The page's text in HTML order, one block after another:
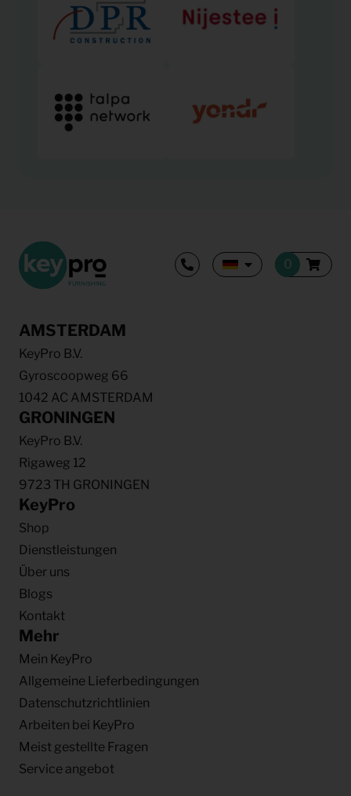
AMSTERDAM
KeyPro B.V.
Gyroscoopweg 66
1042 AC AMSTERDAM
GRONINGEN
KeyPro B.V.
Rigaweg 12
9723 TH GRONINGEN
KeyPro
Shop
Dienstleistungen
Über uns
Blogs
Kontakt
Mehr
Mein KeyPro
Allgemeine Lieferbedingungen
Datenschutzrichtlinien
Arbeiten bei KeyPro
Meist gestellte Fragen
Service angebot